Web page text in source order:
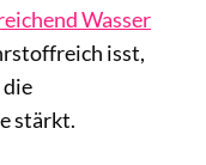
Wasser
isst,
stärkt.